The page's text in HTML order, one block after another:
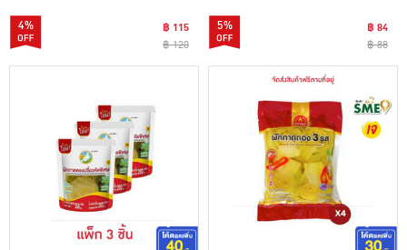
4%
฿ 115
฿ 120
5%
฿ 84
฿ 88